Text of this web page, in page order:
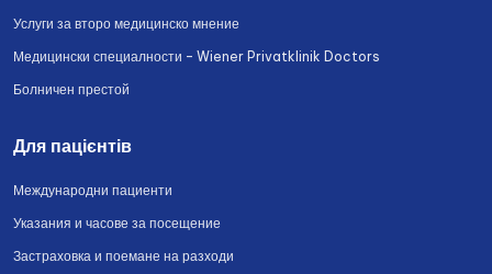
Услуги за второ медицинско мнение
Медицински специалности – Wiener Privatklinik Doctors
Болничен престой
Для пацієнтів
Международни пациенти
Указания и часове за посещение
Застраховка и поемане на разходи